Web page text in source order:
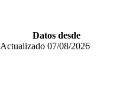
Datos desde
Actualizado 07/08/2026